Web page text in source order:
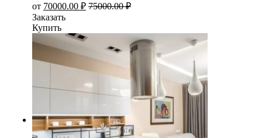
от 70000.00 ₽ 75000.00₽
Заказать
Купить